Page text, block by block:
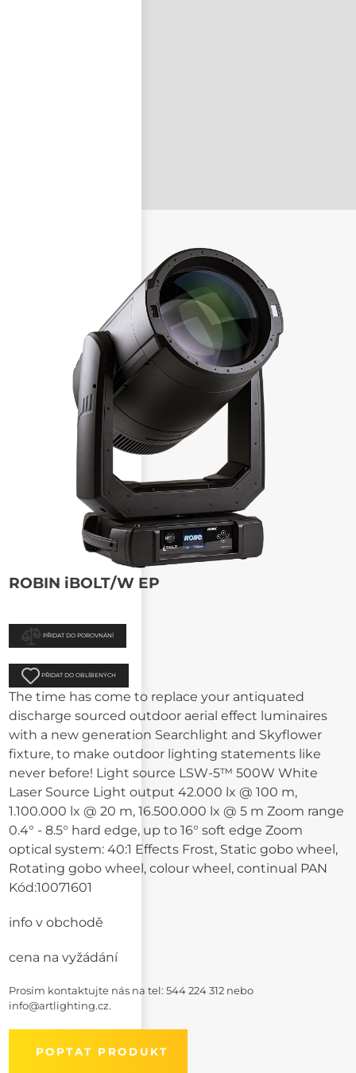
ROBIN iBOLT/W EP
PŘIDAT DO POROVNÁNÍ
PŘIDAT DO OBLÍBENÝCH
The time has come to replace your antiquated
discharge sourced outdoor aerial effect luminaires
with a new generation Searchlight and Skyflower
fixture, to make outdoor lighting statements like
never before! Light source LSW-5™ 500W White
Laser Source Light output 42.000 lx @ 100 m,
1.100.000 lx @ 20 m, 16.500.000 lx @ 5 m Zoom range
0.4° - 8.5° hard edge, up to 16° soft edge Zoom
optical system: 40:1 Effects Frost, Static gobo wheel,
Rotating gobo wheel, colour wheel, continual PAN
Kód:10071601
info v obchodě
cena na vyžádání
Prosím kontaktujte nás natel: 544 224 312 nebo
info@artlighting.cz.
POPTAT PRODUKT